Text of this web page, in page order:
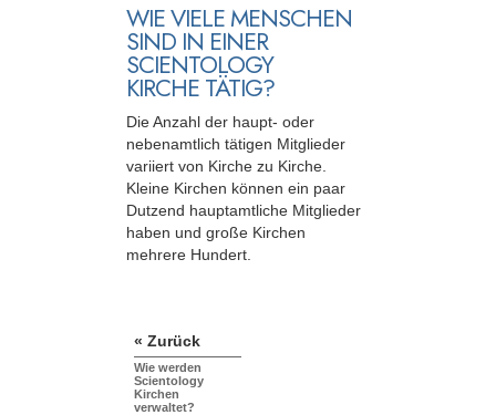
WIE VIELE MENSCHEN
SIND IN EINER
SCIENTOLOGY
KIRCHE TÄTIG?
Die Anzahl der haupt- oder
nebenamtlich tätigen Mitglieder
variiert von Kirche zu Kirche.
Kleine Kirchen können ein paar
Dutzend hauptamtliche Mitglieder
haben und große Kirchen
mehrere Hundert.
« Zurück
Wie werden
Scientology
Kirchen
verwaltet?